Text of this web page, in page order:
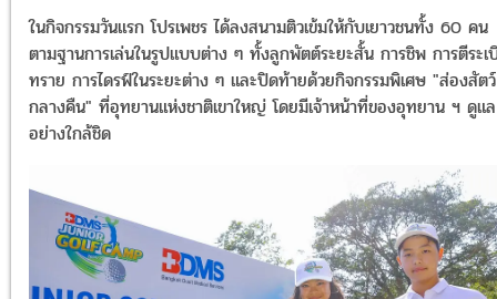
ในกิจกรรมวันแรก โปรเพชร ได้ลงสนามติวเข้มให้กับเยาวชนทั้ง 60 คน
ตามฐานการเล่นในรูปแบบต่าง ๆ ทั้งลูกพัตต์ระยะสั้น การชิพ การตีระเ
ทราย การไดรฟ์ในระยะต่าง ๆ และปิดท้ายด้วยกิจกรรมพิเศษ "ส่องสัตว์
กลางคืน" ที่อุทยานแห่งชาติเขาใหญ่ โดยมีเจ้าหน้าที่ของอุทยาน ฯ ดูแล
อย่างใกล้ชิด